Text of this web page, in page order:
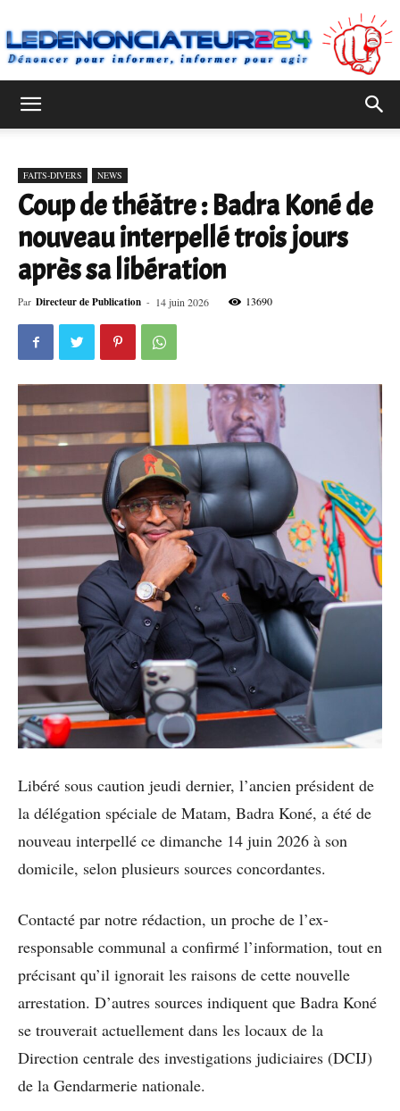
FAITS-DIVERS NEWS
Coup de théâtre : Badra Koné de
nouveau interpellé trois jours
après sa libération
Par Directeur de Publication - 14 juin 2026 13690
Libéré sous caution jeudi dernier, l’ancien président de
la délégation spéciale de Matam, Badra Koné, a été de
nouveau interpellé ce dimanche 14 juin 2026 à son
domicile, selon plusieurs sources concordantes.
Contacté par notre rédaction, un proche de l’ex-
responsable communal a confirmé l’information, tout en
précisant qu’il ignorait les raisons de cette nouvelle
arrestation. D’autres sources indiquent que Badra Koné
se trouverait actuellement dans les locaux de la
Direction centrale des investigations judiciaires (DCIJ)
de la Gendarmerie nationale.